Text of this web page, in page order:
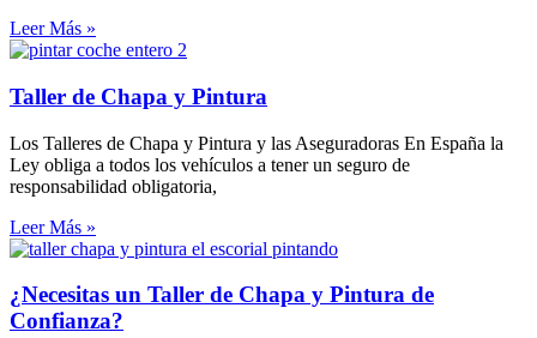
Leer Más »
Taller de Chapa y Pintura
Los Talleres de Chapa y Pintura y las Aseguradoras En España la
Ley obliga a todos los vehículos a tener un seguro de
responsabilidad obligatoria,
Leer Más »
¿Necesitas un Taller de Chapa y Pintura de
Confianza?